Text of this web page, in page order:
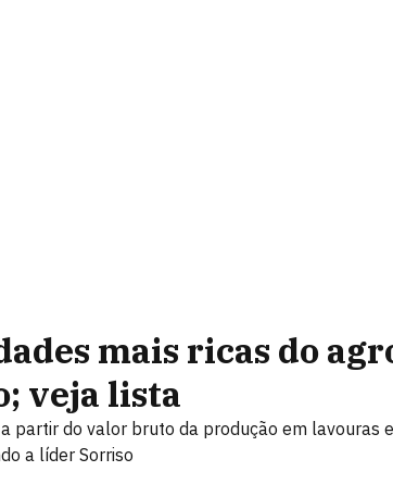
mais ricas do
veja lista
partir do valor bruto da produção em lavouras
a líder Sorriso